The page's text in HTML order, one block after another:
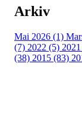
Arkiv
Mai 2026 (1)
(7) 2022 (5)
(38) 2015 (83)